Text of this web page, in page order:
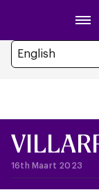
hoofdinhoud
Looking for
16th Maart 2023